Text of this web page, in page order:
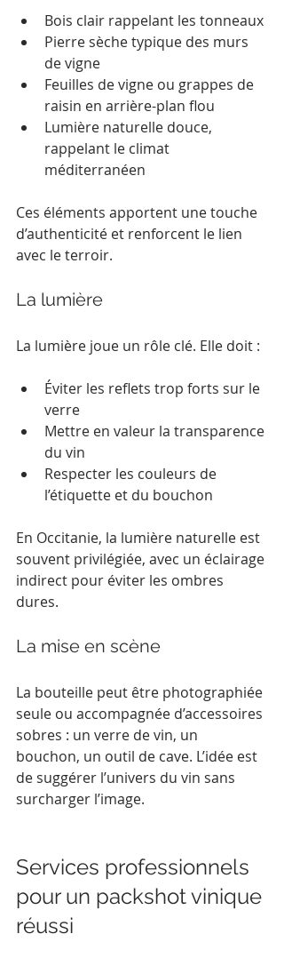
Bois clair rappelant les tonneaux
Pierre sèche typique des murs
de vigne
Feuilles de vigne ou grappes de
raisin en arrière-plan flou
Lumière naturelle douce,
rappelant le climat
méditerranéen
Ces éléments apportent une touche
d’authenticité et renforcent le lien
avec le terroir.
La lumière
La lumière joue un rôle clé. Elle doit :
Éviter les reflets trop forts sur le
verre
Mettre en valeur la transparence
du vin
Respecter les couleurs de
l’étiquette et du bouchon
En Occitanie, la lumière naturelle est
souvent privilégiée, avec un éclairage
indirect pour éviter les ombres
dures.
La mise en scène
La bouteille peut être photographiée
seule ou accompagnée d’accessoires
sobres : un verre de vin, un
bouchon, un outil de cave. L’idée est
de suggérer l’univers du vin sans
surcharger l’image.
Services professionnels
pour un packshot vinique
réussi